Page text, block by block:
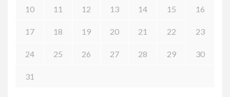
10 11 12 13 14 15 16
17 18 19 20 21 22 23
24 25 26 27 28 29 30
31